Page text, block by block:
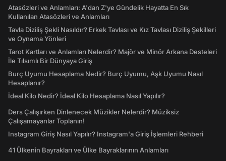
Atasözleri ve Anlamları: A'dan Z'ye Gündelik Hayatta En Sık
Kullanılan Atasözleri ve Anlamları
Tavla Diziliş Şekli Nasıldır? Erkek Tavlası ve Kız Tavlası Diziliş Şekilleri
ve Oynama Yönleri
Tarot Kartları ve Anlamları Nelerdir? Majör ve Minör Arkana Desteleri
İle Tılsımlı Bir Dünyaya Giriş
Burç Uyumu Hesaplama Nedir? Burç Uyumu, Aşk Uyumu Nasıl
Hesaplanır?
İdeal Kilo Nedir? İdeal Kilo Hesaplama Nasıl Yapılır?
Ders Çalışırken Dinlenecek Müzikler Nelerdir? Müziksiz
Çalışamayanlar Toplanın!
Instagram Giriş Nasıl Yapılır? Instagram'a Giriş İşlemleri Rehberi
41 Ülkenin Bayrakları ve Ülke Bayraklarının Anlamları